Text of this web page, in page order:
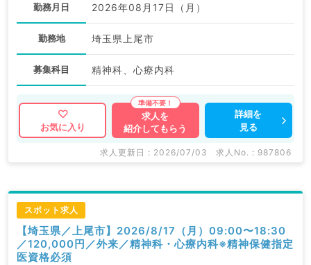
勤務月日 2026年08月17日（月）
勤務地 埼玉県上尾市
募集科目 精神科、心療内科
お気に入り
求人を
紹介してもらう
詳細を
見る
求人更新日 : 2026/07/03 求人No. : 987806
スポット求人
【埼玉県／上尾市】2026/8/17（月）09:00〜18:30
／120,000円／外来／精神科・心療内科※精神保健指定
医資格必須